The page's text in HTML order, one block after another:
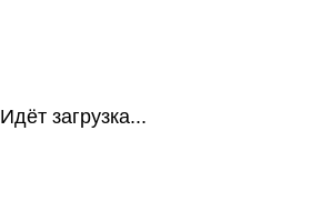
Идёт загрузка...